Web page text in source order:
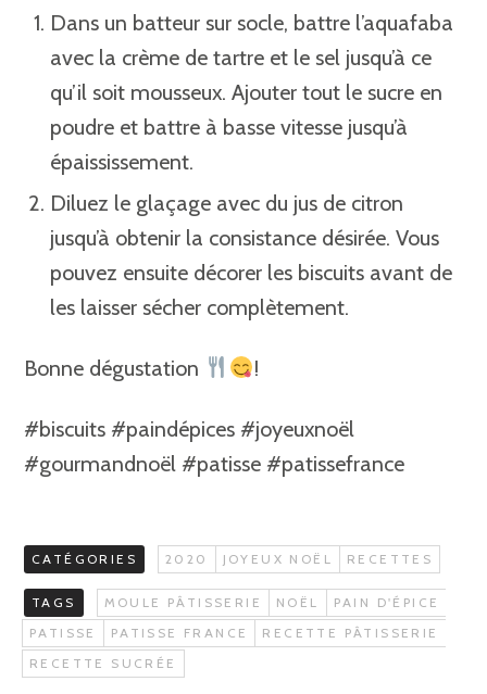
Dans un batteur sur socle, battre l’aquafaba
avec la crème de tartre et le sel jusqu’à ce
qu’il soit mousseux. Ajouter tout le sucre en
poudre et battre à basse vitesse jusqu’à
épaississement.
Diluez le glaçage avec du jus de citron
jusqu’à obtenir la consistance désirée. Vous
pouvez ensuite décorer les biscuits avant de
les laisser sécher complètement.
Bonne dégustation !
#biscuits #paindépices #joyeuxnoël
#gourmandnoël #patisse #patissefrance
CATÉGORIES 2020 JOYEUX NOËL RECETTES
TAGS MOULE PÂTISSERIE NOËL
PAIN D'ÉPICE
PATISSE
PATISSE FRANCE
RECETTE PÂTISSERIE
RECETTE SUCRÉE